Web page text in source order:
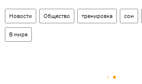
Новости Общество тренировка сон
В мире